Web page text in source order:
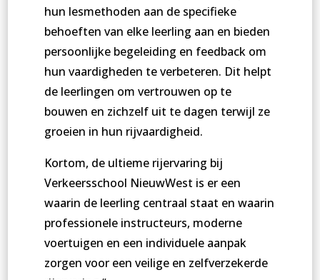
hun lesmethoden aan de specifieke
behoeften van elke leerling aan en bieden
persoonlijke begeleiding en feedback om
hun vaardigheden te verbeteren. Dit helpt
de leerlingen om vertrouwen op te
bouwen en zichzelf uit te dagen terwijl ze
groeien in hun rijvaardigheid.
Kortom, de ultieme rijervaring bij
Verkeersschool NieuwWest is er een
waarin de leerling centraal staat en waarin
professionele instructeurs, moderne
voertuigen en een individuele aanpak
zorgen voor een veilige en zelfverzekerde